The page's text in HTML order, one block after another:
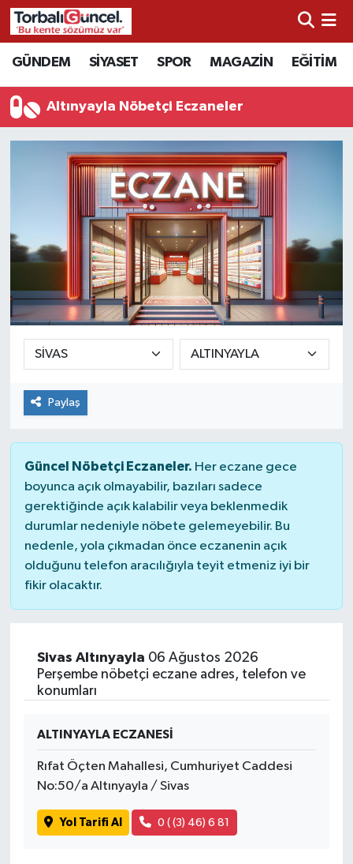
GÜNDEM SİYASET SPOR MAGAZİN EĞİTİM
Altınyayla Nöbetçi Eczaneler
Paylaş
Güncel Nöbetçi Eczaneler. Her eczane gece
boyunca açık olmayabilir, bazıları sadece
gerektiğinde açık kalabilir veya beklenmedik
durumlar nedeniyle nöbete gelemeyebilir. Bu
nedenle, yola çıkmadan önce eczanenin açık
olduğunu telefon aracılığıyla teyit etmeniz iyi bir
fikir olacaktır.
Sivas Altınyayla 06 Ağustos 2026
Perşembe nöbetçi eczane adres, telefon ve
konumları
ALTINYAYLA ECZANESİ
Rıfat Öçten Mahallesi, Cumhuriyet Caddesi
No:50/a Altınyayla / Sivas
Yol Tarifi Al 0 ( (3) 46) 6 81
İzmir Nöbetçi Eczaneler
İzmir Hava Durumu
İzmir Namaz Vakitleri
İzmir Trafik Yoğunluk Haritası
Süper Lig Puan Durumu ve Fikstür
Tüm Manşetler
Son Dakika Haberleri
Haber Arşivi